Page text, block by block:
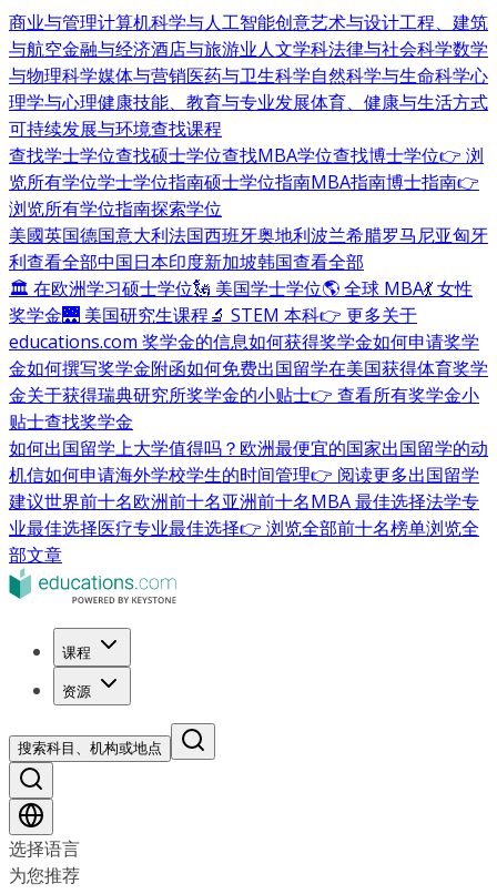
商业与管理计算机科学与人工智能创意艺术与设计工程、建筑
与航空金融与经济酒店与旅游业人文学科法律与社会科学数学
与物理科学媒体与营销医药与卫生科学自然科学与生命科学心
理学与心理健康技能、教育与专业发展体育、健康与生活方式
可持续发展与环境查找课程
查找学士学位查找硕士学位查找MBA学位查找博士学位👉 浏
览所有学位学士学位指南硕士学位指南MBA指南博士指南👉
浏览所有学位指南探索学位
美國英国德国意大利法国西班牙奥地利波兰希腊罗马尼亚匈牙
利查看全部中国日本印度新加坡韩国查看全部
🏛 在欧洲学习硕士学位🗽 美国学士学位🌎 全球 MBA💃 女性
奖学金🌉 美国研究生课程🔬 STEM 本科👉 更多关于
educations.com 奖学金的信息如何获得奖学金如何申请奖学
金如何撰写奖学金附函如何免费出国留学在美国获得体育奖学
金关于获得瑞典研究所奖学金的小贴士👉 查看所有奖学金小
贴士查找奖学金
如何出国留学上大学值得吗？ 欧洲最便宜的国家出国留学的动
机信如何申请海外学校学生的时间管理👉 阅读更多出国留学
建议世界前十名欧洲前十名亚洲前十名MBA 最佳选择法学专
业最佳选择医疗专业最佳选择👉 浏览全部前十名榜单浏览全
部文章
课程
资源
搜索科目、机构或地点
选择语言
为您推荐